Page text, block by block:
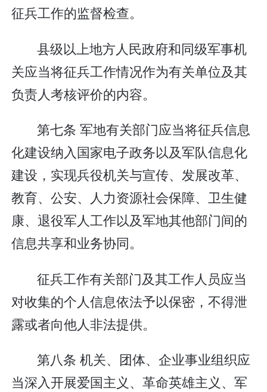
征兵工作的监督检查。
县级以上地方人民政府和同级军事机
关应当将征兵工作情况作为有关单位及其
负责人考核评价的内容。
第七条 军地有关部门应当将征兵信息
化建设纳入国家电子政务以及军队信息化
建设，实现兵役机关与宣传、发展改革、
教育、公安、人力资源社会保障、卫生健
康、退役军人工作以及军地其他部门间的
信息共享和业务协同。
征兵工作有关部门及其工作人员应当
对收集的个人信息依法予以保密，不得泄
露或者向他人非法提供。
第八条 机关、团体、企业事业组织应
当深入开展爱国主义、革命英雄主义、军